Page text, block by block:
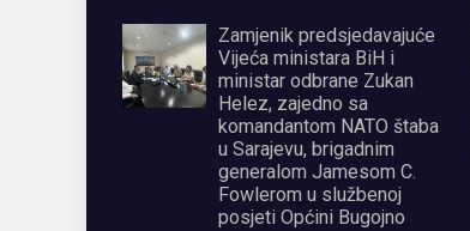
Zamjenik predsjedavajuće
Vijeća ministara BiH i
ministar odbrane Zukan
Helez, zajedno sa
komandantom NATO štaba
u Sarajevu, brigadnim
generalom Jamesom C.
Fowlerom u službenoj
posjeti Općini Bugojno